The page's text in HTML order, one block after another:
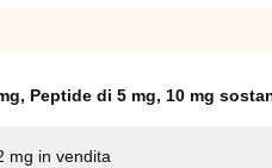
, Peptide di 5 mg, 10 mg
mg in vendita